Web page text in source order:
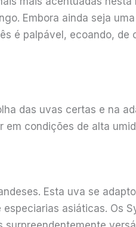
Embora ainda seja
é palpável, ecoando,
das uvas certas e na
condições de alta
Esta uva se
asiáticas. Os